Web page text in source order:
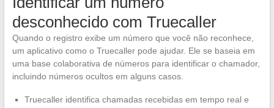
desconhecido com Truecaller
Quando o registro exibe um número que você não reconhece,
um aplicativo como o Truecaller pode ajudar. Ele se baseia em
uma base colaborativa de números para identificar o chamador,
incluindo números ocultos em alguns casos.
Truecaller identifica chamadas recebidas em tempo real e